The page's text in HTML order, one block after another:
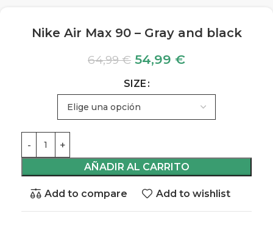
Nike Air Max 90 – Gray and black
64,99€ 54,99 €
SIZE
AÑADIR AL CARRITO
Add to compare Add to wishlist